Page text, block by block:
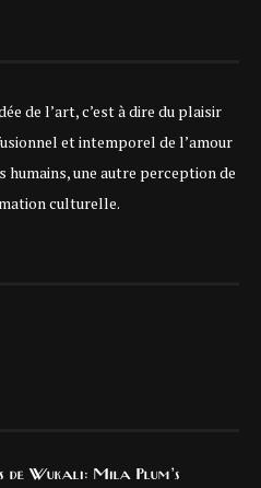
de l’art, c’est à dire du plaisir
et intemporel de l’amour
humains, une autre perception de
culturelle.
de Wukali: Mila Plum’s